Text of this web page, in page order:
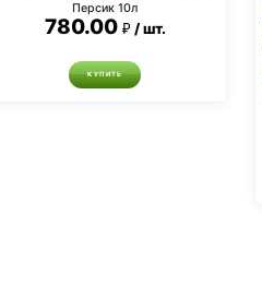
Персик 10л
780.00 шт.
КУПИТЬ